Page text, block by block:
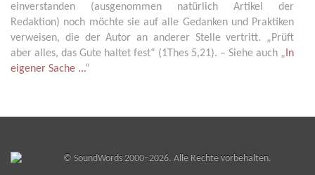
einverstanden (ausgenommen natürlich Artikel der
Redaktion) noch möchte sie auf alle Gedanken und Praktiken
verweisen, die der Autor an anderer Stelle vertritt. „Prüft
aber alles, das Gute haltet fest“ (1Thes 5,21). – Siehe auch „ In
eigener Sache ...“
© SoundWords2000–2026. Alle Rechte vorbehalten.